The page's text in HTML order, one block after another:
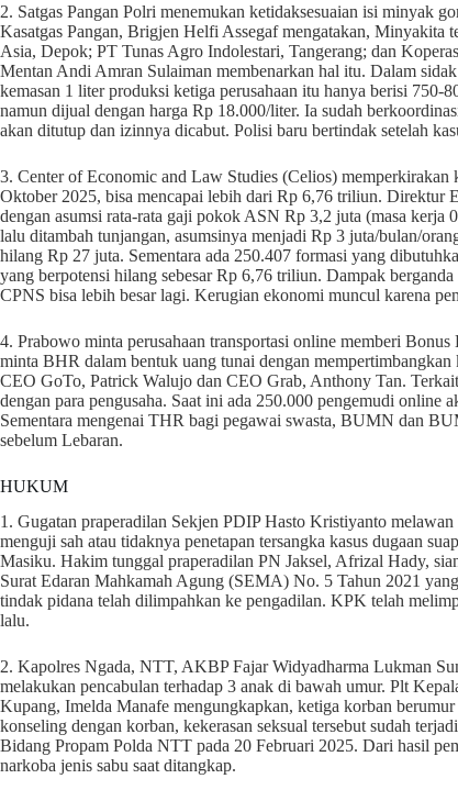
2. Satgas Pangan Polri menemukan ketidaksesuaian isi minyak
Kasatgas Pangan, Brigjen Helfi Assegaf mengatakan, Minyakita
Asia, Depok; PT Tunas Agro Indolestari, Tangerang; dan
Mentan Andi Amran Sulaiman membenarkan hal itu. Dalam
kemasan 1 liter produksi ketiga perusahaan itu hanya berisi
namun dijual dengan harga Rp 18.000/liter. Ia sudah
akan ditutup dan izinnya dicabut. Polisi baru bertindak setelah
3. Center of Economic and Law Studies (Celios)
Oktober 2025, bisa mencapai lebih dari Rp 6,76 triliun. Direktur
dengan asumsi rata-rata gaji pokok ASN Rp 3,2 juta (masa
lalu ditambah tunjangan, asumsinya menjadi Rp 3 juta/bulan/
hilang Rp 27 juta. Sementara ada 250.407 formasi yang
yang berpotensi hilang sebesar Rp 6,76 triliun. Dampak
CPNS bisa lebih besar lagi. Kerugian ekonomi muncul karena
4. Prabowo minta perusahaan transportasi online memberi
minta BHR dalam bentuk uang tunai dengan
CEO GoTo, Patrick Walujo dan CEO Grab, Anthony Tan.
dengan para pengusaha. Saat ini ada 250.000 pengemudi online
Sementara mengenai THR bagi pegawai swasta, BUMN dan
sebelum Lebaran.
HUKUM
1. Gugatan praperadilan Sekjen PDIP Hasto Kristiyanto
menguji sah atau tidaknya penetapan tersangka kasus dugaan
Masiku. Hakim tunggal praperadilan PN Jaksel, Afrizal Hady,
Surat Edaran Mahkamah Agung (SEMA) No. 5 Tahun 2021
tindak pidana telah dilimpahkan ke pengadilan. KPK telah
lalu.
2. Kapolres Ngada, NTT, AKBP Fajar Widyadharma Lukman
melakukan pencabulan terhadap 3 anak di bawah umur. Plt
Kupang, Imelda Manafe mengungkapkan, ketiga korban
konseling dengan korban, kekerasan seksual tersebut sudah
Bidang Propam Polda NTT pada 20 Februari 2025. Dari hasil
narkoba jenis sabu saat ditangkap.